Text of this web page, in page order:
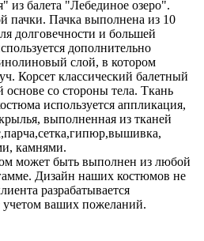
балета "Лебединое озеро".
пачки. Пачка выполнена из 10
долговечности и большей
дополнительно
слой, в котором
Корсет классический балетный
со стороны тела. Ткань
используется аппликация,
выполненная из тканей
камнями.
может быть выполнен из любой
Дизайн наших костюмов не
разрабатывается
ваших пожеланий.